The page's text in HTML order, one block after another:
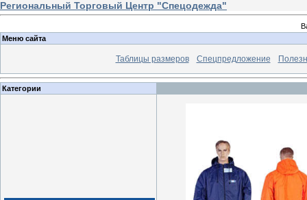
Региональный Торговый Центр "Спецодежда"
Меню сайта
Таблицы размеров Спецпредложение
Категории